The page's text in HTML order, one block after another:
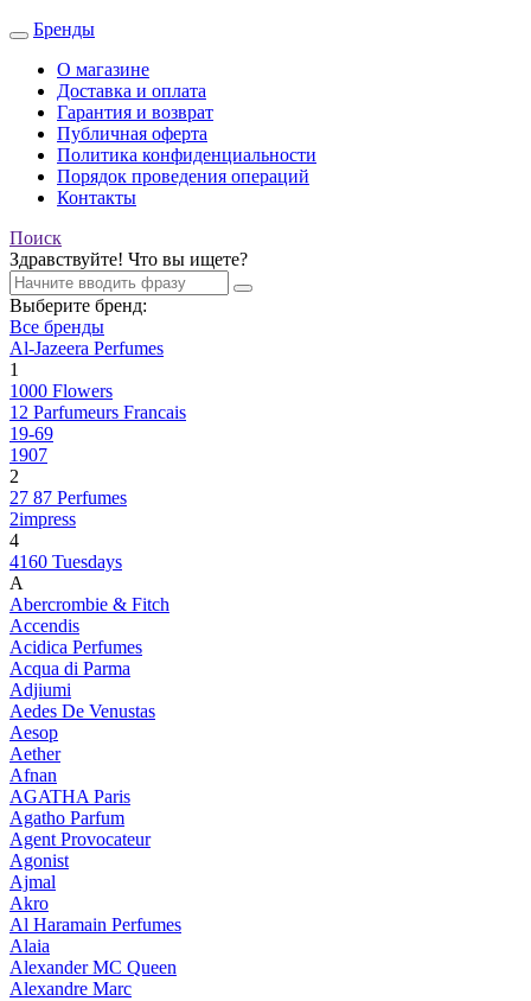
Бренды
О магазине
Доставка и оплата
Гарантия и возврат
Публичная оферта
Политика конфиденциальности
Порядок проведения операций
Контакты
Поиск
Здравствуйте! Что вы ищете?
Выберите бренд:
Все бренды
Al-Jazeera Perfumes
1
1000 Flowers
12 Parfumeurs Francais
19-69
1907
2
27 87 Perfumes
2impress
4
4160 Tuesdays
A
Abercrombie & Fitch
Accendis
Acidica Perfumes
Acqua di Parma
Adjiumi
Aedes De Venustas
Aesop
Aether
Afnan
AGATHA Paris
Agatho Parfum
Agent Provocateur
Agonist
Ajmal
Akro
Al Haramain Perfumes
Alaia
Alexander MC Queen
Alexandre Marc